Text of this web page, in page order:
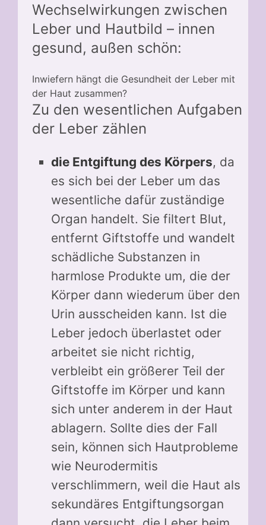
Wechselwirkungen zwischen
Leber und Hautbild – innen
gesund, außen schön:
Inwiefern hängt die Gesundheit der Leber mit
der Haut zusammen?
Zu den wesentlichen Aufgaben
der Leber zählen
die Entgiftung des Körpers, da
es sich bei der Leber um das
wesentliche dafür zuständige
Organ handelt. Sie filtert Blut,
entfernt Giftstoffe und wandelt
schädliche Substanzen in
harmlose Produkte um, die der
Körper dann wiederum über den
Urin ausscheiden kann. Ist die
Leber jedoch überlastet oder
arbeitet sie nicht richtig,
verbleibt ein größerer Teil der
Giftstoffe im Körper und kann
sich unter anderem in der Haut
ablagern. Sollte dies der Fall
sein, können sich Hautprobleme
wie Neurodermitis
verschlimmern, weil die Haut als
sekundäres Entgiftungsorgan